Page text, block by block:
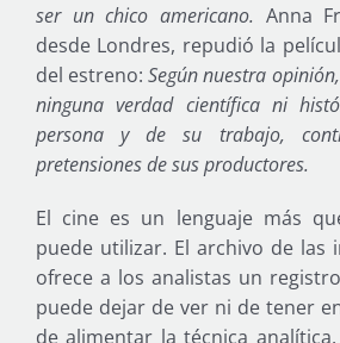
ser un chico americano. Anna
desde Londres, repudió la
del estreno:Según nuestra
ninguna verdad científica ni
persona y de su trabajo,
pretensiones de sus productores.
El cine es un lenguaje más
puede utilizar. El archivo de las
ofrece a los analistas un
puede dejar de ver ni de tener
de alimentar la técnica